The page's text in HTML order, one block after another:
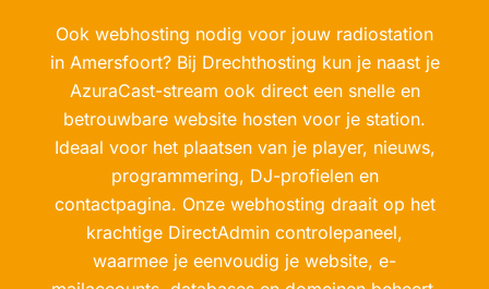
Ook webhosting nodig voor jouw radiostation
in Amersfoort? Bij Drechthosting kun je naast je
AzuraCast-stream ook direct een snelle en
betrouwbare website hosten voor je station.
Ideaal voor het plaatsen van je player, nieuws,
programmering, DJ-profielen en
contactpagina. Onze webhosting draait op het
krachtige DirectAdmin controlepaneel,
waarmee je eenvoudig je website, e-